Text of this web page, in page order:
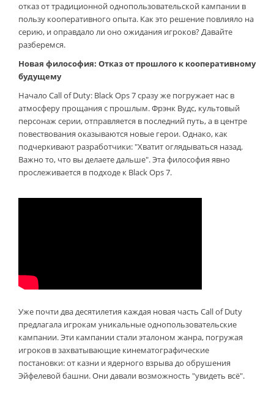
отказ от традиционной однопользовательской кампании в
пользу кооперативного опыта. Как это решение повлияло на
серию, и оправдало ли оно ожидания игроков? Давайте
разберемся.
Новая философия: Отказ от прошлого к кооперативному
будущему
Начало Call of Duty: Black Ops 7 сразу же погружает нас в
атмосферу прощания с прошлым. Фрэнк Вудс, культовый
персонаж серии, отправляется в последний путь, а в центре
повествования оказываются новые герои. Однако, как
подчеркивают разработчики: "Хватит оглядываться назад.
Важно то, что вы делаете дальше". Эта философия явно
прослеживается в подходе к Black Ops 7.
Уже почти два десятилетия каждая новая часть Call of Duty
предлагала игрокам уникальные однопользовательские
кампании. Эти кампании стали эталоном жанра, погружая
игроков в захватывающие кинематографические
постановки: от казни и ядерного взрыва до обрушения
Эйфелевой башни. Они давали возможность "увидеть всё".